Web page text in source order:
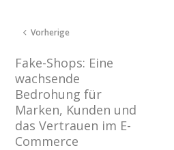
Vorherige
Fake-Shops: Eine
wachsende
Bedrohung für
Marken, Kunden und
das Vertrauen im E-
Commerce